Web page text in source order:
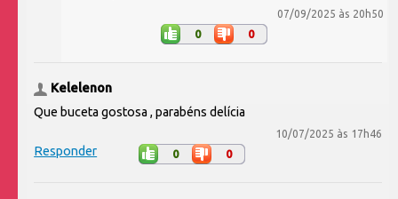
07/09/2025 às 20h50
0 0
Kelelenon
Que buceta gostosa , parabéns delícia
10/07/2025 às 17h46
Responder 0 0